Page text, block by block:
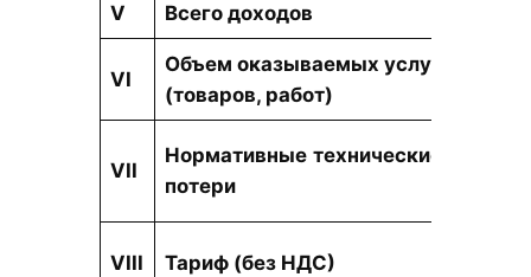
V Всего доходов
VI
Объем оказываемых услуг
(товаров, работ)
VII
Нормативные технические
потери
VIII Тариф (без НДС)